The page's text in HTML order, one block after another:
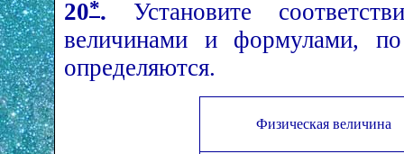
20*. Установите
величинами и формулами,
определяются.
Физическая величина